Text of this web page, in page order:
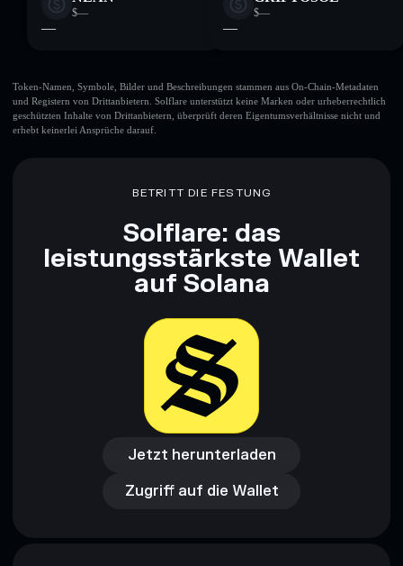
$—
—
$—
—
Token-Namen, Symbole, Bilder und Beschreibungen stammen aus On-Chain-Metadaten
und Registern von Drittanbietern. Solflare unterstützt keine Marken oder urheberrechtlich
geschützten Inhalte von Drittanbietern, überprüft deren Eigentumsverhältnisse nicht und
erhebt keinerlei Ansprüche darauf.
BETRITT DIE FESTUNG
Solflare: das
leistungsstärkste Wallet
auf Solana
Jetzt herunterladen
Jetzt herunterladen
Zugriff auf die Wallet
Zugriff auf die Wallet